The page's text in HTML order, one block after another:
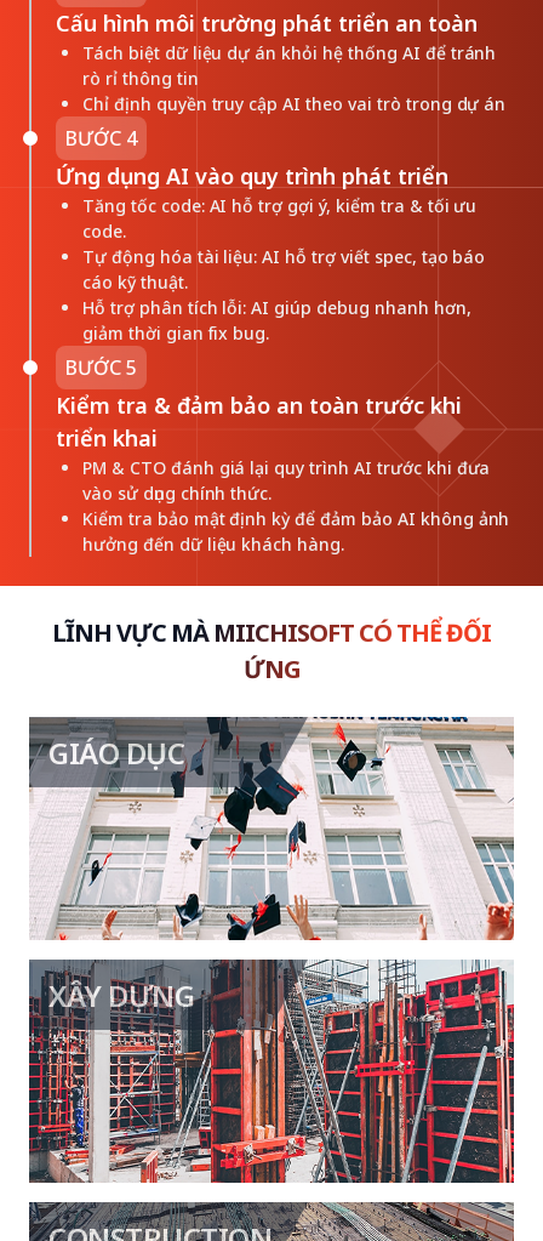
Cấu hình môi trường phát triển an toàn
Tách biệt dữ liệu dự án khỏi hệ thống AI để tránh
rò rỉ thông tin
Chỉ định quyền truy cập AI theo vai trò trong dự án
BƯỚC 4
Ứng dụng AI vào quy trình phát triển
Tăng tốc code: AI hỗ trợ gợi ý, kiểm tra & tối ưu
code.
Tự động hóa tài liệu: AI hỗ trợ viết spec, tạo báo
cáo kỹ thuật.
Hỗ trợ phân tích lỗi: AI giúp debug nhanh hơn,
giảm thời gian fix bug.
BƯỚC 5
Kiểm tra & đảm bảo an toàn trước khi
triển khai
PM & CTO đánh giá lại quy trình AI trước khi đưa
vào sử dụng chính thức.
Kiểm tra bảo mật định kỳ để đảm bảo AI không ảnh
hưởng đến dữ liệu khách hàng.
LĨNH VỰC MÀ MIICHISOFT CÓ THỂ ĐỐI
ỨNG
GIÁO DỤC
Hệ thống học trực tuyến
Đào tạo trực tuyến cho doanh
nghiệp
Hệ thống học ngoại ngữ
XÂY DỰNG
Cloud hỗ trợ sản xuất xây dựng và
kỹ thuật dân dụng
Quản lý mô hình BIM